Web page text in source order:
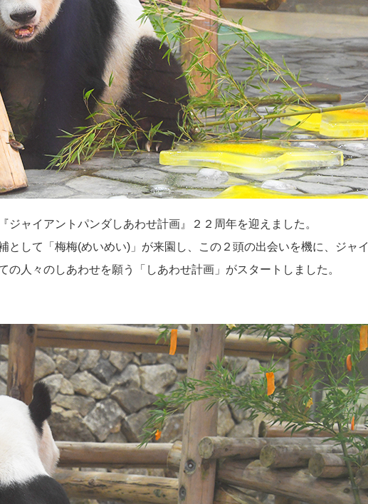
ジャイアントパンダしあわせ計画』２２周年を迎えました。
として「梅梅(めいめい)」が来園し、この２頭の出会いを機に、ジャイ
の人々のしあわせを願う「しあわせ計画」がスタートしました。